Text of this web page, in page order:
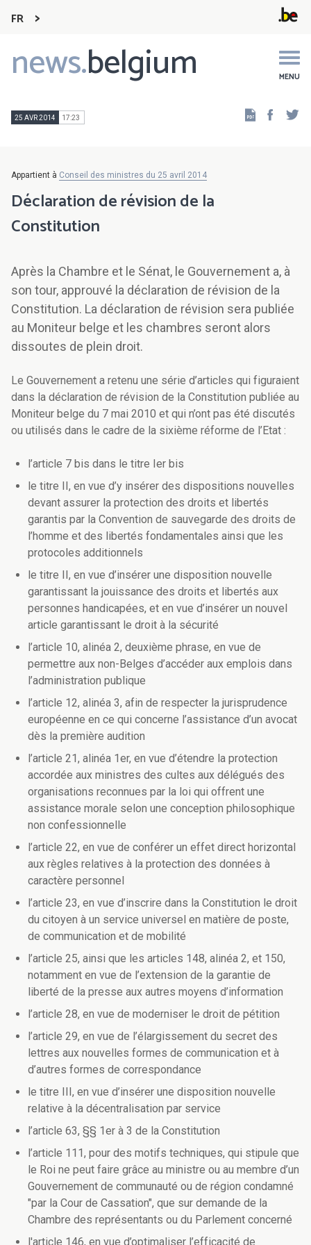
FR
news.belgium MENU
Main
navigation
25 AVR 2014 17:23
Appartient à Conseil des ministres du 25 avril 2014
Déclaration de révision de la
Constitution
Après la Chambre et le Sénat, le Gouvernement a, à
son tour, approuvé la déclaration de révision de la
Constitution. La déclaration de révision sera publiée
au Moniteur belge et les chambres seront alors
dissoutes de plein droit.
Le Gouvernement a retenu une série d’articles qui figuraient
dans la déclaration de révision de la Constitution publiée au
Moniteur belge du 7 mai 2010 et qui n’ont pas été discutés
ou utilisés dans le cadre de la sixième réforme de l’Etat :
l’article 7 bis dans le titre Ier bis
le titre II, en vue d’y insérer des dispositions nouvelles
devant assurer la protection des droits et libertés
garantis par la Convention de sauvegarde des droits de
l’homme et des libertés fondamentales ainsi que les
protocoles additionnels
le titre II, en vue d’insérer une disposition nouvelle
garantissant la jouissance des droits et libertés aux
personnes handicapées, et en vue d’insérer un nouvel
article garantissant le droit à la sécurité
l’article 10, alinéa 2, deuxième phrase, en vue de
permettre aux non-Belges d’accéder aux emplois dans
l’administration publique
l’article 12, alinéa 3, afin de respecter la jurisprudence
européenne en ce qui concerne l’assistance d’un avocat
dès la première audition
l’article 21, alinéa 1er, en vue d’étendre la protection
accordée aux ministres des cultes aux délégués des
organisations reconnues par la loi qui offrent une
assistance morale selon une conception philosophique
non confessionnelle
l’article 22, en vue de conférer un effet direct horizontal
aux règles relatives à la protection des données à
caractère personnel
l’article 23, en vue d’inscrire dans la Constitution le droit
du citoyen à un service universel en matière de poste,
de communication et de mobilité
l’article 25, ainsi que les articles 148, alinéa 2, et 150,
notamment en vue de l’extension de la garantie de
liberté de la presse aux autres moyens d’information
l’article 28, en vue de moderniser le droit de pétition
l’article 29, en vue de l’élargissement du secret des
lettres aux nouvelles formes de communication et à
d’autres formes de correspondance
le titre III, en vue d’insérer une disposition nouvelle
relative à la décentralisation par service
l’article 63, §§ 1er à 3 de la Constitution
l’article 111, pour des motifs techniques, qui stipule que
le Roi ne peut faire grâce au ministre ou au membre d’un
Gouvernement de communauté ou de région condamné
"par la Cour de Cassation", que sur demande de la
Chambre des représentants ou du Parlement concerné
l'article 146, en vue d’optimaliser l’efficacité de